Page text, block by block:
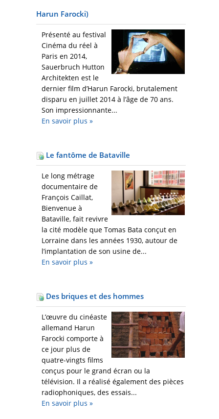
Harun Farocki)
Présenté au festival
Cinéma du réel à
Paris en 2014,
Sauerbruch Hutton
Architekten est le
dernier film d’Harun Farocki, brutalement
disparu en juillet 2014 à l’âge de 70 ans.
Son impressionnante...
En savoir plus »
Le fantôme de Bataville
Le long métrage
documentaire de
François Caillat,
Bienvenue à
Bataville, fait revivre
la cité modèle que Tomas Bata conçut en
Lorraine dans les années 1930, autour de
l’implantation de son usine de...
En savoir plus »
Des briques et des hommes
L’œuvre du cinéaste
allemand Harun
Farocki comporte à
ce jour plus de
quatre-vingts films
conçus pour le grand écran ou la
télévision. Il a réalisé également des pièces
radiophoniques, des essais...
En savoir plus »